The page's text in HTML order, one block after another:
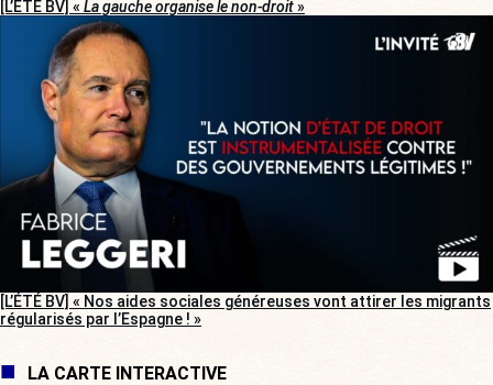
[L’ÉTÉ BV] « La gauche organise le non-droit»
[L’ÉTÉ BV] « Nos aides sociales généreuses vont attirer les migrants
régularisés par l’Espagne ! »
LA CARTE INTERACTIVE